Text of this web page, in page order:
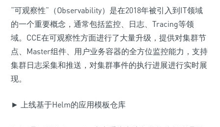
“可观察性”（Observability）是在2018年被引入到IT领域
的一个重要概念，通常包括监控、日志、Tracing等领
域。CCE在可观察性方面进行了大量升级，提供对集群节
点、Master组件、用户业务容器的全方位监控能力，支持
集群日志采集和推送，对集群事件的执行进展进行实时展
现。
► 上线基于Helm的应用模板仓库